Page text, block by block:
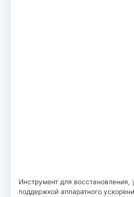
Инструмент для
поддержкой аппаратного